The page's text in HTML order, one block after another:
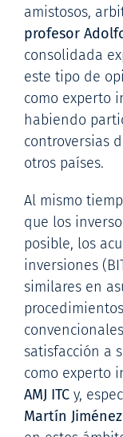
amistosos,
profesor
consolidada
este tipo de
como experto
habiendo
controversias
otros países.
Al mismo
que los
posible, los
inversiones
similares en
satisfacción a
como experto
AMJ ITCy,
Martín Jiménez